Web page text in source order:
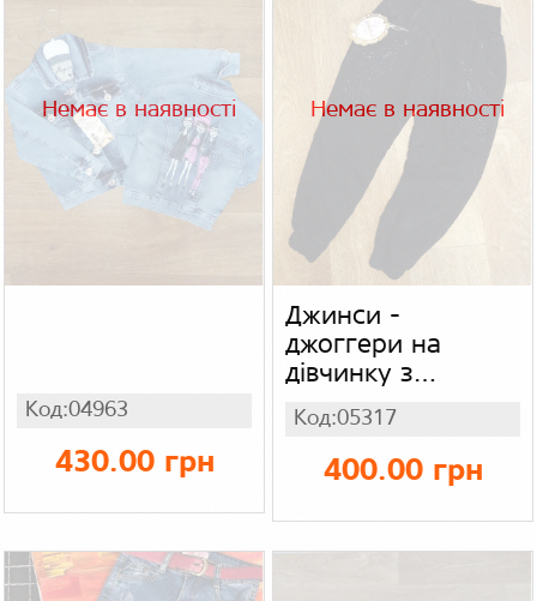
Немає в наявності
Код:04963
430.00 грн
Немає в наявності
Джинси -
джоггери на
дівчинку з
кишенями, джинс
на хутрі
Код:05317
400.00 грн